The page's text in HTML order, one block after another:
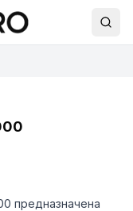
предназначена